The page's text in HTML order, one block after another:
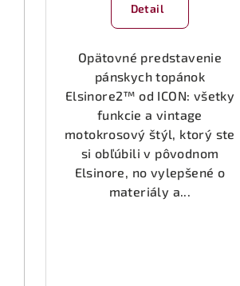
Detail
Opätovné predstavenie
pánskych topánok
Elsinore2™ od ICON: všetky
funkcie a vintage
motokrosový štýl, ktorý ste
si obľúbili v pôvodnom
Elsinore, no vylepšené o
materiály a...